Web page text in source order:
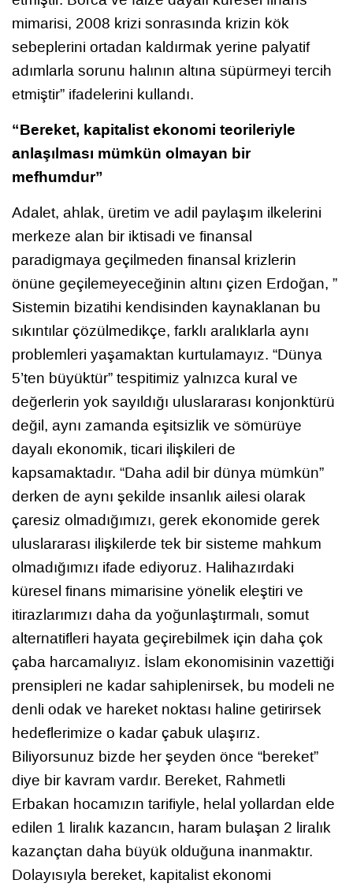
mimarisi, 2008 krizi sonrasında krizin kök
sebeplerini ortadan kaldırmak yerine palyatif
adımlarla sorunu halının altına süpürmeyi tercih
etmiştir” ifadelerini kullandı.
“Bereket, kapitalist ekonomi teorileriyle
anlaşılması mümkün olmayan bir
mefhumdur”
Adalet, ahlak, üretim ve adil paylaşım ilkelerini
merkeze alan bir iktisadi ve finansal
paradigmaya geçilmeden finansal krizlerin
önüne geçilemeyeceğinin altını çizen Erdoğan, ”
Sistemin bizatihi kendisinden kaynaklanan bu
sıkıntılar çözülmedikçe, farklı aralıklarla aynı
problemleri yaşamaktan kurtulamayız. “Dünya
5’ten büyüktür” tespitimiz yalnızca kural ve
değerlerin yok sayıldığı uluslararası konjonktürü
değil, aynı zamanda eşitsizlik ve sömürüye
dayalı ekonomik, ticari ilişkileri de
kapsamaktadır. “Daha adil bir dünya mümkün”
derken de aynı şekilde insanlık ailesi olarak
çaresiz olmadığımızı, gerek ekonomide gerek
uluslararası ilişkilerde tek bir sisteme mahkum
olmadığımızı ifade ediyoruz. Halihazırdaki
küresel finans mimarisine yönelik eleştiri ve
itirazlarımızı daha da yoğunlaştırmalı, somut
alternatifleri hayata geçirebilmek için daha çok
çaba harcamalıyız. İslam ekonomisinin vazettiği
prensipleri ne kadar sahiplenirsek, bu modeli ne
denli odak ve hareket noktası haline getirirsek
hedeflerimize o kadar çabuk ulaşırız.
Biliyorsunuz bizde her şeyden önce “bereket”
diye bir kavram vardır. Bereket, Rahmetli
Erbakan hocamızın tarifiyle, helal yollardan elde
edilen 1 liralık kazancın, haram bulaşan 2 liralık
kazançtan daha büyük olduğuna inanmaktır.
Dolayısıyla bereket, kapitalist ekonomi